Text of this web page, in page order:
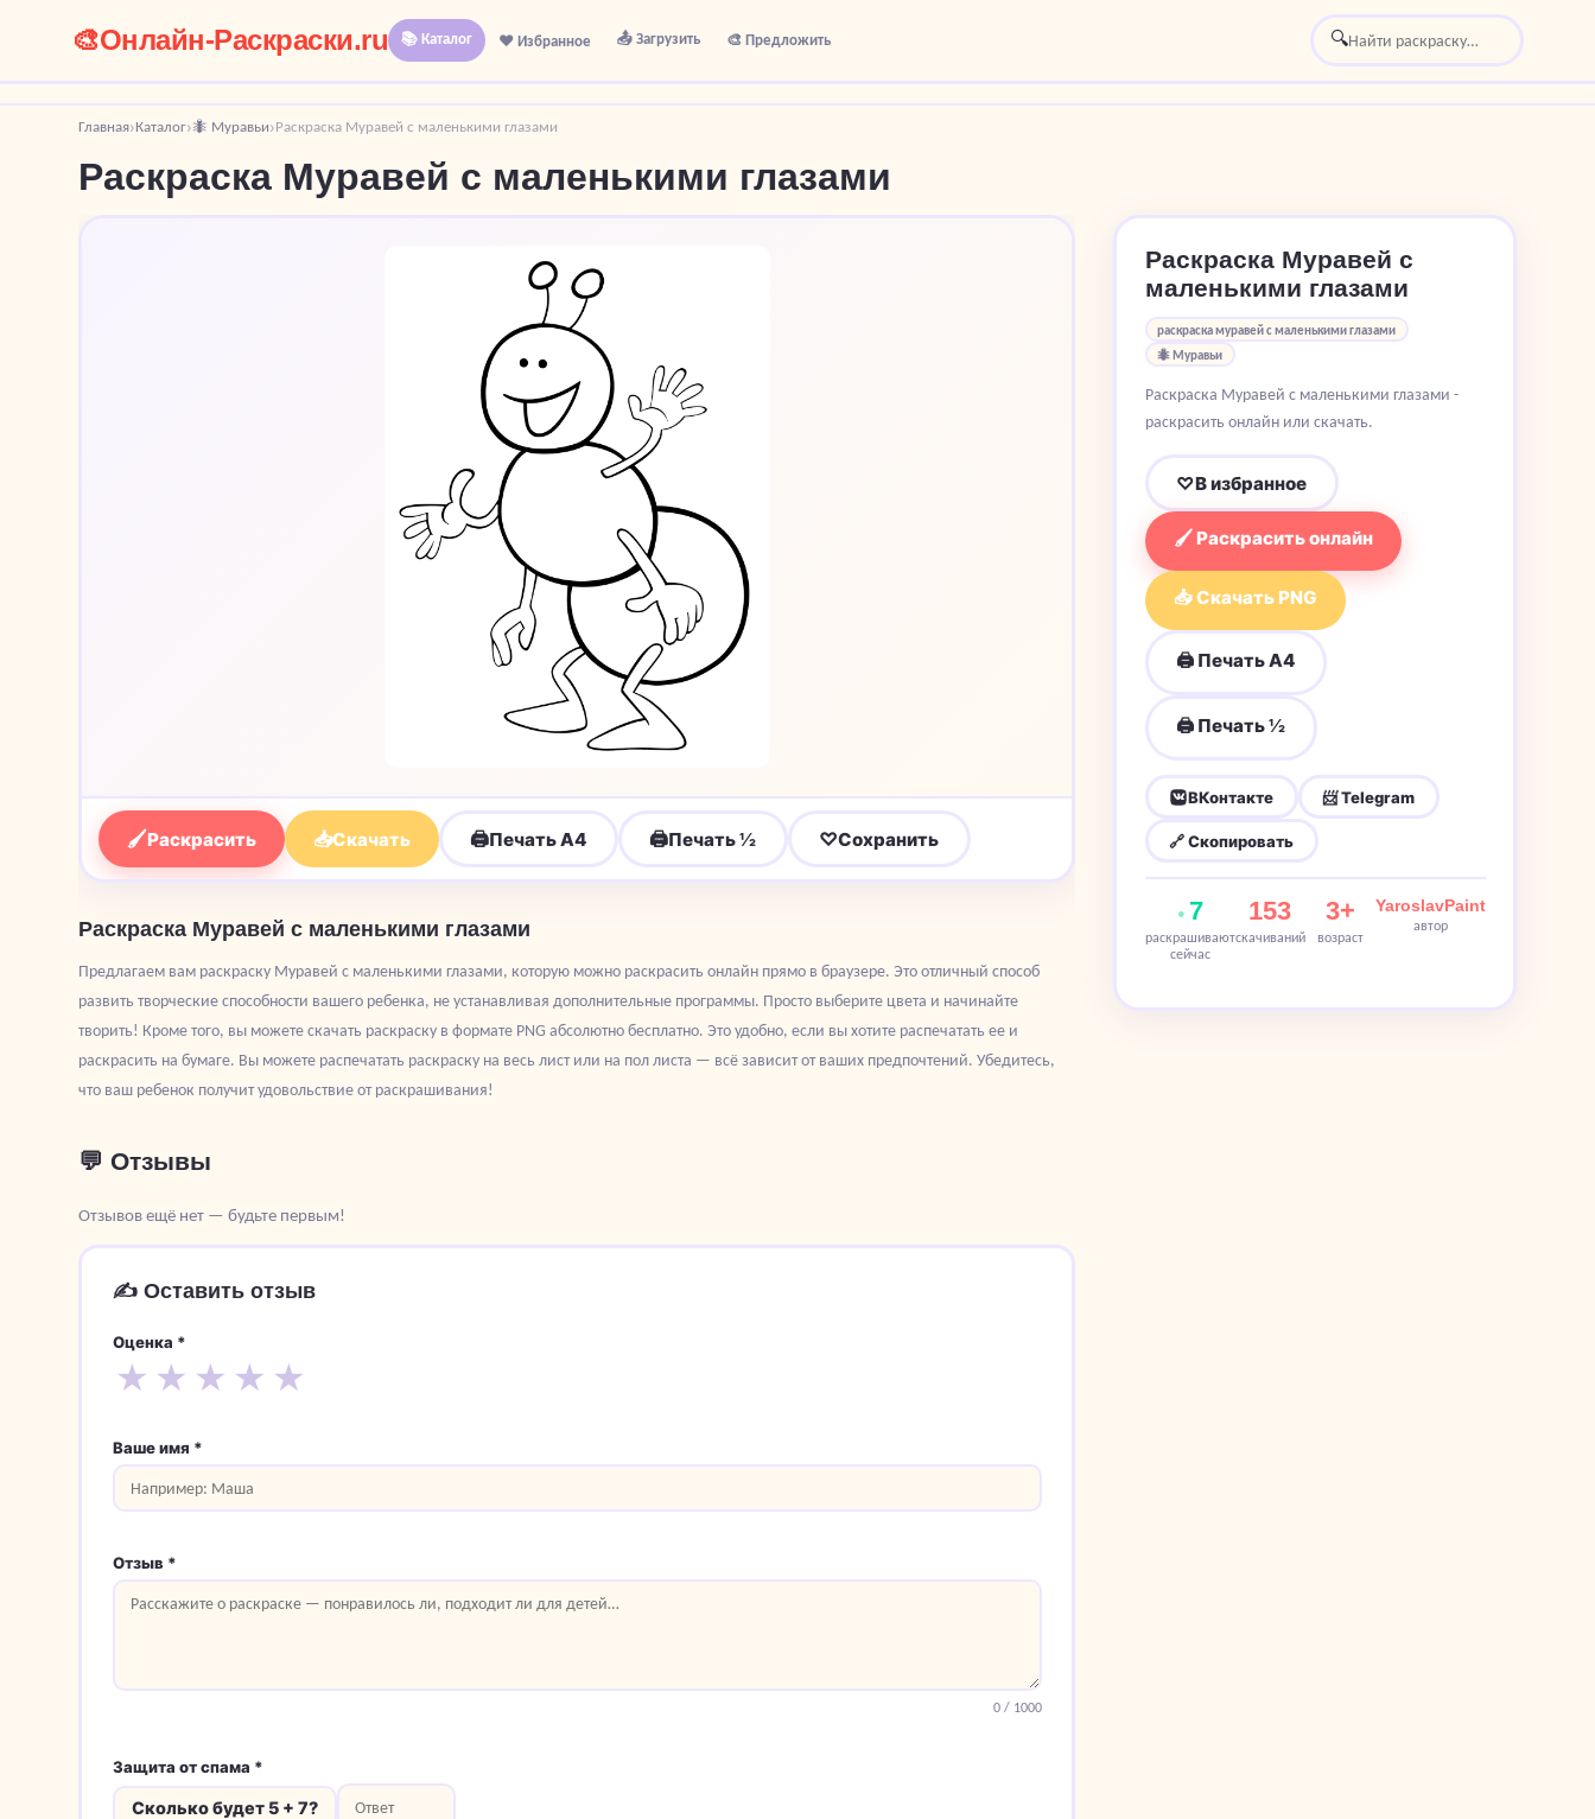
🎨Онлайн-Раскраски.ru 📚 Каталог ❤️ Избранное 📤 Загрузить 🎨 Предложить 🔍
Главная›Каталог›🐜 Муравьи›Раскраска Муравей с маленькими глазами
Раскраска Муравей с маленькими глазами
🖌Раскрасить 📥Скачать 🖨Печать A4 🖨Печать ½ ♡Сохранить
Раскраска Муравей с маленькими глазами
Предлагаем вам раскраску Муравей с маленькими глазами, которую можно раскрасить онлайн прямо в браузере. Это отличный способ
развить творческие способности вашего ребенка, не устанавливая дополнительные программы. Просто выберите цвета и начинайте
творить! Кроме того, вы можете скачать раскраску в формате PNG абсолютно бесплатно. Это удобно, если вы хотите распечатать ее и
раскрасить на бумаге. Вы можете распечатать раскраску на весь лист или на пол листа — всё зависит от ваших предпочтений. Убедитесь,
что ваш ребенок получит удовольствие от раскрашивания!
💬 Отзывы
Отзывов ещё нет — будьте первым!
✍️ Оставить отзыв
Оценка *
★ ★ ★ ★ ★
Ваше имя *
Отзыв *
0/ 1000
Защита от спама *
Сколько будет 5 + 7?
Раскраска Муравей с
маленькими глазами
раскраска муравей с маленькими глазами
🐜 Муравьи
Раскраска Муравей с маленькими глазами -
раскрасить онлайн или скачать.
♡В избранное
🖌 Раскрасить онлайн
📥 Скачать PNG
🖨 Печать A4
🖨 Печать ½
ВКонтакте 📨 Telegram
🔗 Скопировать
7
раскрашивают
сейчас
153
скачиваний
3+
возраст
YaroslavPaint
автор